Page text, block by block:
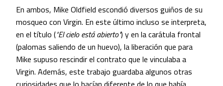
En ambos, Mike Oldfield escondió diversos guiños de su
mosqueo con Virgin. En este último incluso se interpreta,
en el título ("El cielo está abierto") y en la carátula frontal
(palomas saliendo de un huevo), la liberación que para
Mike supuso rescindir el contrato que le vinculaba a
Virgin. Además, este trabajo guardaba algunos otras